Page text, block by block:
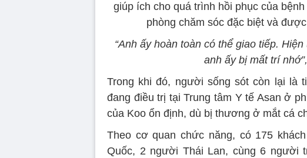
giúp ích cho quá trình hồi phục của
phòng chăm sóc đặc biệt và
“Anh ấy hoàn toàn có thể giao tiếp.
anh ấy bị mất trí nhớ”,
Trong khi đó, người sống sót còn lại là
đang điều trị tại Trung tâm Y tế Asan ở
của Koo ổn định, dù bị thương ở mắt cá
Theo cơ quan chức năng, có 175
Quốc, 2 người Thái Lan, cùng 6 người